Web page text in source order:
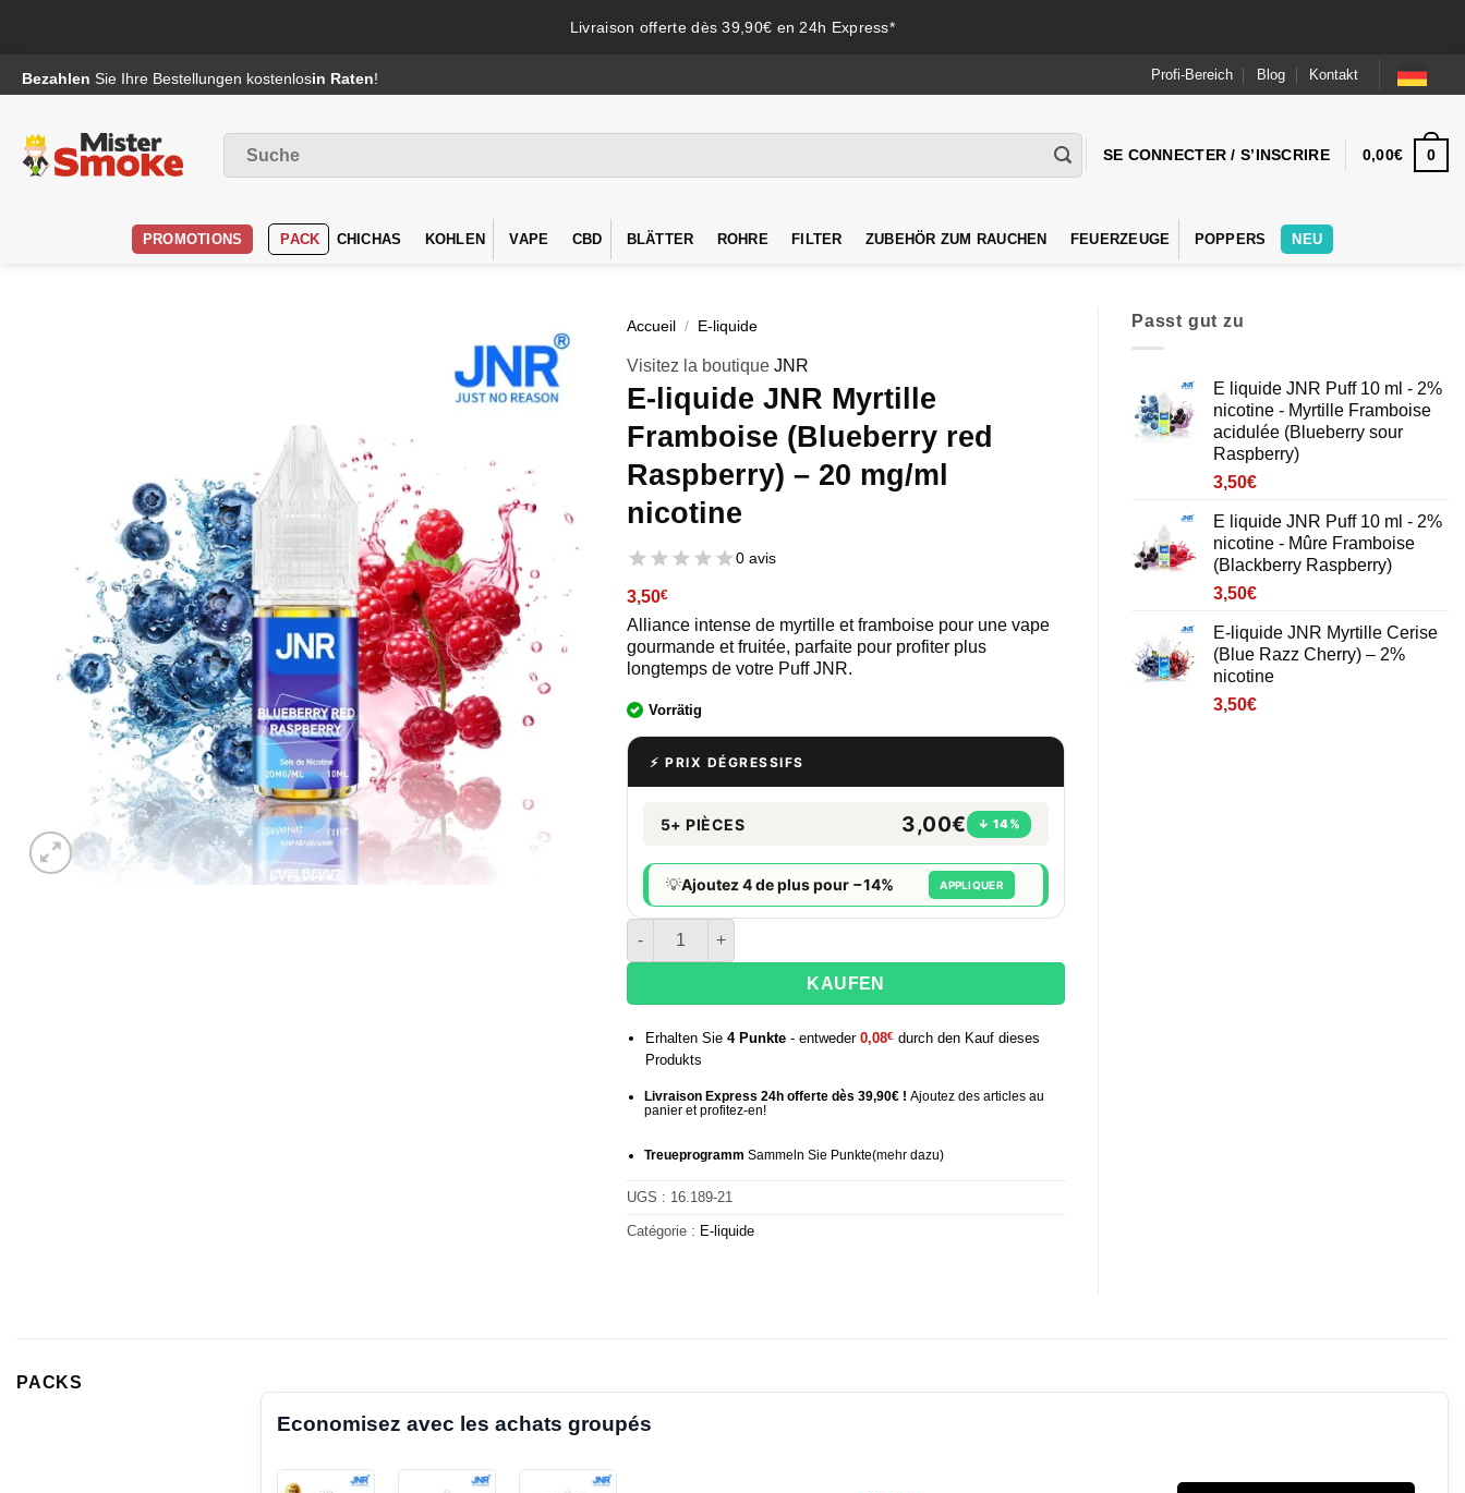
Livraison offerte dès 39,90€ en 24h Express*
au
Bezahlen Sie Ihre Bestellungen kostenlosin Raten! Profi-Bereich Blog Kontakt
nach
SE CONNECTER / S’INSCRIRE 0,00€ 0
PROMOTIONS PACK CHICHAS KOHLEN VAPE CBD BLÄTTER ROHRE FILTER ZUBEHÖR ZUM RAUCHEN FEUERZEUGE POPPERS NEU
Accueil / E-liquide
Visitez la boutique JNR
E-liquide JNR Myrtille
Framboise (Blueberry red
Raspberry) – 20 mg/ml
nicotine
0 avis
3,50€
Alliance intense de myrtille et framboise pour une vape
gourmande et fruitée, parfaite pour profiter plus
longtemps de votre Puff JNR.
Vorrätig
⚡ PRIX DÉGRESSIFS
5+ PIÈCES 3,00€ ↓ 14%
💡Ajoutez 4 de plus pour −14% APPLIQUER
quantité de E-liquide JNR Myrtille Framboise (Blueberry red Raspberry) – 20 mg/ml nicotine
KAUFEN
Erhalten Sie 4Punkte- entweder 0,08€ durch den Kauf dieses
Produkts
Livraison Express 24h offerte dès 39,90€ ! Ajoutez des articles au
panier et profitez-en!
Treueprogramm Sammeln Sie Punkte(mehrdazu)
UGS : 16.189-21
Catégorie : E-liquide
Passt gut zu
E liquide JNR Puff 10 ml - 2%
nicotine - Myrtille Framboise
acidulée (Blueberry sour
Raspberry)
3,50€
E liquide JNR Puff 10 ml - 2%
nicotine - Mûre Framboise
(Blackberry Raspberry)
3,50€
E-liquide JNR Myrtille Cerise
(Blue Razz Cherry) – 2%
nicotine
3,50€
PACKS
Economisez avec les achats groupés